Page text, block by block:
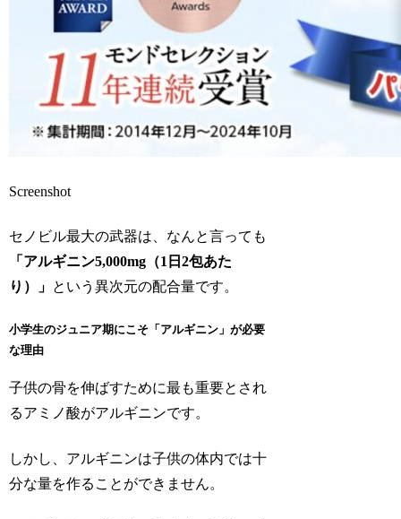
Screenshot
セノビル最大の武器は、なんと言っても
「アルギニン5,000mg（1日2包あた
り）」 という異次元の配合量です。
小学生のジュニア期にこそ「アルギニン」が必要
な理由
子供の骨を伸ばすために最も重要とされ
るアミノ酸がアルギニンです。
しかし、アルギニンは子供の体内では十
分な量を作ることができません。